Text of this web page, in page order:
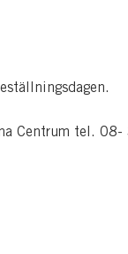
Centrum tel.